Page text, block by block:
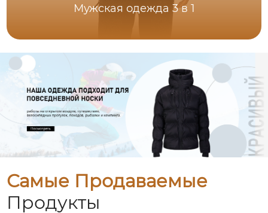
Мужская одежда 3 в 1
Самые Продаваемые
Продукты